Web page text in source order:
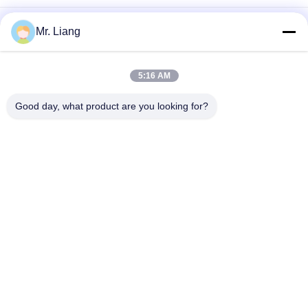
Ширина максимальное 1000мм динамической машины для
испытания на усталость детской сидячей коляски
эффективная
ПЛК экранирует машину для испытания на выносливость
усталости Адвокатуры ручки/оборудование для
Mr. Liang
5:16 AM
Good day, what product are you looking for?